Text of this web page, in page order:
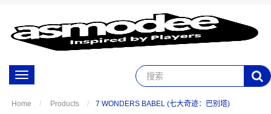
Toggle
navigation
Home Products 7 WONDERS BABEL (七大奇迹：巴别塔)